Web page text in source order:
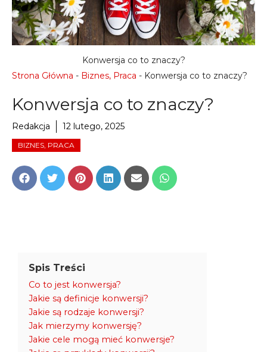
Strona Główna - Biznes, Praca - Konwersja co to znaczy?
Konwersja co to znaczy?
Redakcja 12 lutego, 2025
BIZNES, PRACA
Share
on
Share
on
Share
on
Share
on
Share
on
Share
on
Konwersja co to znaczy?
Spis Treści
Co to jest konwersja?
Jakie są definicje konwersji?
Jakie są rodzaje konwersji?
Jak mierzymy konwersję?
Jakie cele mogą mieć konwersje?